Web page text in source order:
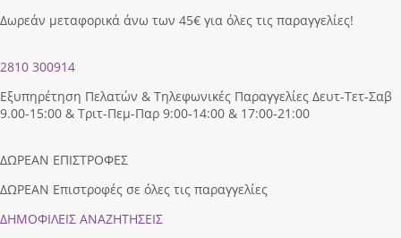
Δωρεάν μεταφορικά άνω των 45€ για όλες τις παραγγελίες!
2810 300914
Εξυπηρέτηση Πελατών & Τηλεφωνικές Παραγγελίες Δευτ-Τετ-Σαβ
9.00-15:00 & Τριτ-Πεμ-Παρ 9:00-14:00 & 17:00-21:00
ΔΩΡΕΑΝ ΕΠΙΣΤΡΟΦΕΣ
ΔΩΡΕΑΝ Επιστροφές σε όλες τις παραγγελίες
ΔΗΜΟΦΙΛEIΣ ΑΝΑΖΗΤΗΣΕΙΣ